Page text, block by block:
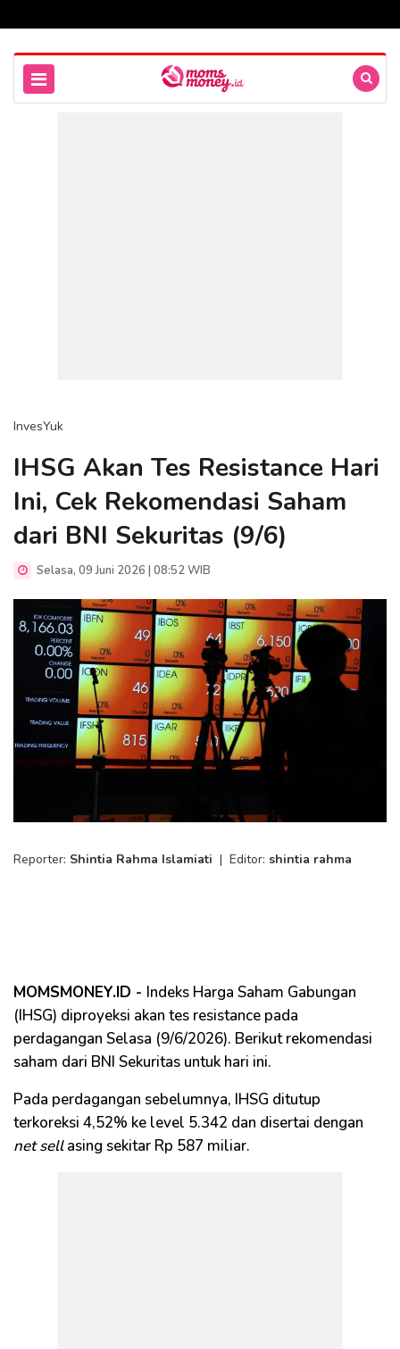
InvesYuk
IHSG Akan Tes Resistance Hari
Ini, Cek Rekomendasi Saham
dari BNI Sekuritas (9/6)
Selasa, 09 Juni 2026 | 08:52 WIB
Reporter: Shintia Rahma Islamiati | Editor: shintia rahma
MOMSMONEY.ID - Indeks Harga Saham Gabungan
(IHSG) diproyeksi akan tes resistance pada
perdagangan Selasa (9/6/2026). Berikut rekomendasi
saham dari BNI Sekuritas untuk hari ini.
Pada perdagangan sebelumnya, IHSG ditutup
terkoreksi 4,52% ke level 5.342 dan disertai dengan
net sellasing sekitar Rp 587 miliar.